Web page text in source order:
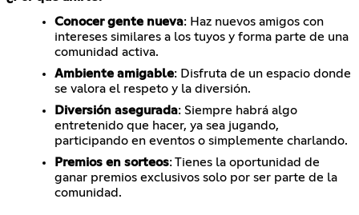
Conocer gente nueva: Haz nuevos amigos con
intereses similares a los tuyos y forma parte de una
comunidad activa.
Ambiente amigable: Disfruta de un espacio donde
se valora el respeto y la diversión.
Diversión asegurada: Siempre habrá algo
entretenido que hacer, ya sea jugando,
participando en eventos o simplemente charlando.
Premios en sorteos: Tienes la oportunidad de
ganar premios exclusivos solo por ser parte de la
comunidad.